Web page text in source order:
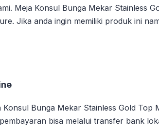
Meja Konsul Bunga Mekar Stainless
Jika anda ingin memiliki produk ini
Konsul Bunga Mekar Stainless Gold
bisa melalui transfer bank